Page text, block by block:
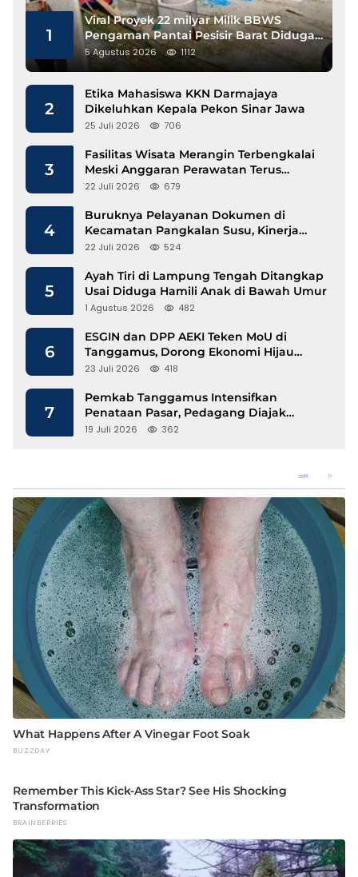
1
Viral Proyek 22 milyar Milik BBWS
Pengaman Pantai Pesisir Barat Diduga
Gunakan Besi Banci
5 Agustus 2026 1112
2
Etika Mahasiswa KKN Darmajaya
Dikeluhkan Kepala Pekon Sinar Jawa
25 Juli 2026 706
3
Fasilitas Wisata Merangin Terbengkalai
Meski Anggaran Perawatan Terus
Mengalir
22 Juli 2026 679
4
Buruknya Pelayanan Dokumen di
Kecamatan Pangkalan Susu, Kinerja
Disdukcapil Langkat Disorot
22 Juli 2026 524
5
Ayah Tiri di Lampung Tengah Ditangkap
Usai Diduga Hamili Anak di Bawah Umur
1 Agustus 2026 482
6
ESGIN dan DPP AEKI Teken MoU di
Tanggamus, Dorong Ekonomi Hijau
Berbasis Kopi dan Perdagangan Karbon
23 Juli 2026 418
7
Pemkab Tanggamus Intensifkan
Penataan Pasar, Pedagang Diajak
Tempati Pasar Modern Talang Padang
19 Juli 2026 362